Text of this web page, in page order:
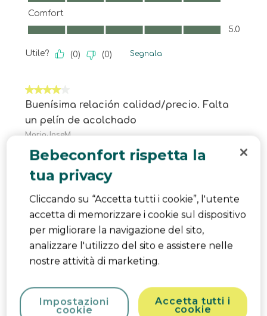
Comfort
Comfort, 5.0 su 5
5.0
Utile? (0) (0) Segnala
4 su 5 stelle.
Buenísima relación calidad/precio. Falta
un pelín de acolchado
MariaJoseM
8 mesi fa
Nuestra peque ha estado usando una silla de
bebé de 0 a 4 años pero ya estaba rozando el
límite de altura y necesitaba un cambio. Nos
aconsejaron no coger una silla de las que van de
0 a 10 años y la verdad es que tenían razón. El
asiento de coche Bebeconfort Everfix Plus I size
Multi-age ya no tiene la típica forma de huevo,
más erguida y mucho más cómoda. También se
nota mucho el cambio en el peso y en el espacio
Bebeconfort rispetta la
tua privacy
Cliccando su “Accetta tutti i cookie”, l'utente
accetta di memorizzare i cookie sul dispositivo
per migliorare la navigazione del sito,
analizzare l'utilizzo del sito e assistere nelle
nostre attività di marketing.
Accetta tutti i
cookie
Impostazioni
cookie